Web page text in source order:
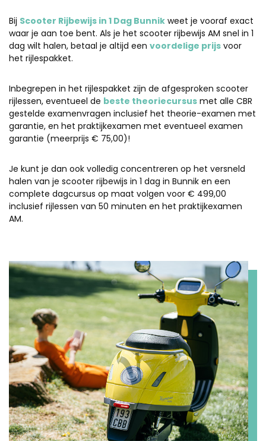
Bij Scooter Rijbewijs in 1 Dag Bunnik weet je vooraf exact
waar je aan toe bent. Als je het scooter rijbewijs AM snel in 1
dag wilt halen, betaal je altijd een voordelige prijs voor
het rijlespakket.
Inbegrepen in het rijlespakket zijn de afgesproken scooter
rijlessen, eventueel de beste theoriecursus met alle CBR
gestelde examenvragen inclusief het theorie-examen met
garantie, en het praktijkexamen met eventueel examen
garantie (meerprijs € 75,00)!
Je kunt je dan ook volledig concentreren op het versneld
halen van je scooter rijbewijs in 1 dag in Bunnik en een
complete dagcursus op maat volgen voor € 499,00
inclusief rijlessen van 50 minuten en het praktijkexamen
AM.